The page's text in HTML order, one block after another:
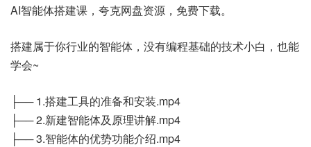
AI智能体搭建课，夸克网盘资源，免费下载。
搭建属于你行业的智能体，没有编程基础的技术小白，也能
学会~
├── 1.搭建工具的准备和安装.mp4
├── 2.新建智能体及原理讲解.mp4
├── 3.智能体的优势功能介绍.mp4